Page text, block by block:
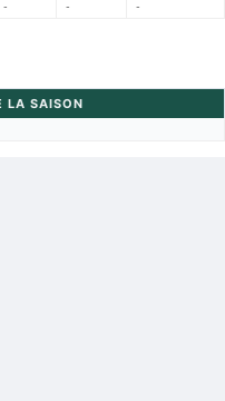
- - -
LA SAISON